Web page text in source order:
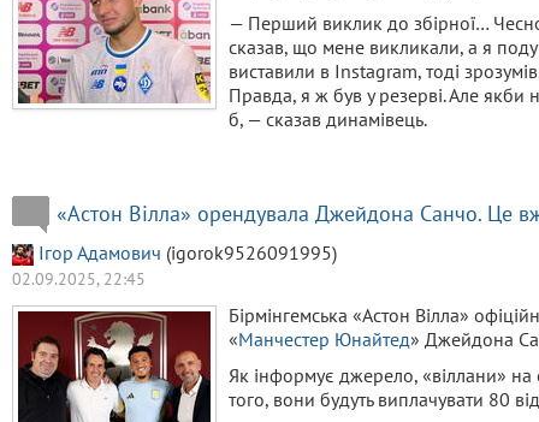
— Перший виклик до збірної…
сказав, що мене викликали, а я
виставили в Instagram, тоді
Правда, я ж був у резерві. Але якби
б, — сказав динамівець.
«Астон Вілла» орендувала Джейдона Санчо. Це
Ігор Адамович (igorok9526091995)
02.09.2025, 22:45
Бірмінгемська «Астон Вілла»
«Манчестер Юнайтед» Джейдона
Як інформує джерело, «віллани»
того, вони будуть виплачувати 80